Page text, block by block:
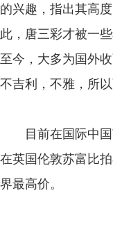
的兴趣，指出其高
此，唐三彩才被一
至今，大多为国外
不吉利，不雅，所
目前在国际中国
在英国伦敦苏富比
界最高价。